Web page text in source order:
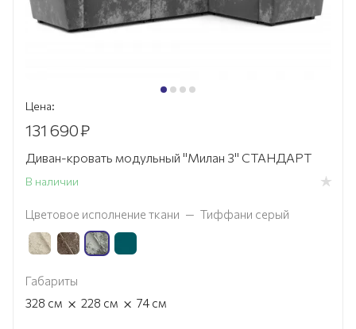
Цена:
131 690₽
Диван-кровать модульный "Милан 3" СТАНДАРТ
В наличии
Цветовое исполнение ткани — Тиффани серый
Габариты
328 см × 228 см × 74 см